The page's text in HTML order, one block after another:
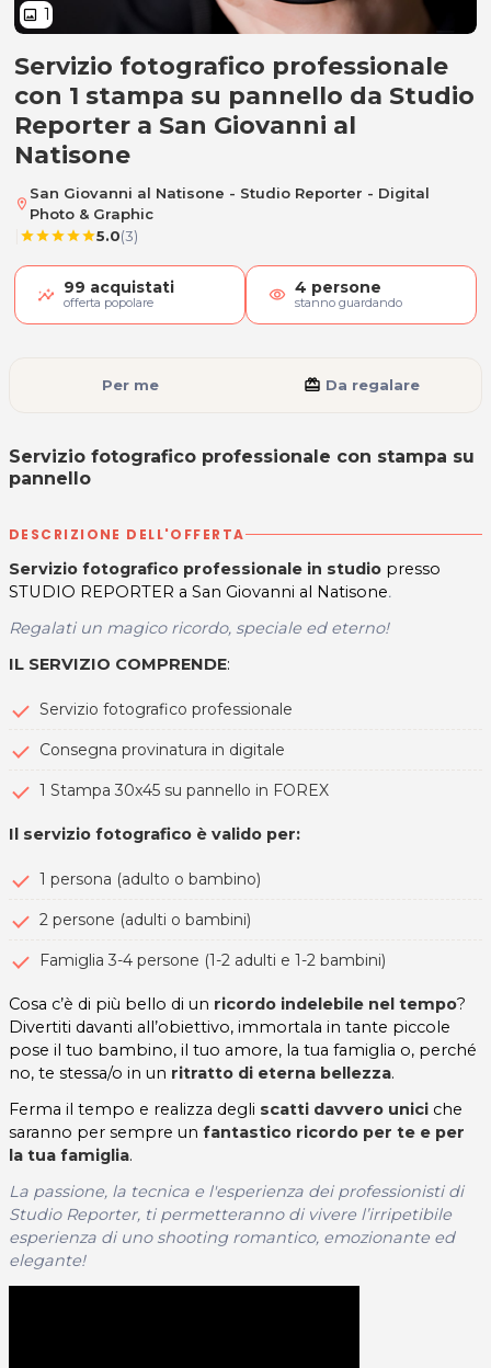
image 1
Servizio fotografico
Servizio fotografico professionale
con 1 stampa su pannello da Studio
Reporter a San Giovanni al
Natisone
location_on
San Giovanni al Natisone - Studio Reporter - Digital
Photo & Graphic
starstarstarstarstar5.0(3)
99 acquistati
offerta popolare visibility 4 persone
stanno guardando
Servizio fotografico professionale con stampa su
pannello
Per me card_giftcard Da regalare
DESCRIZIONE DELL'OFFERTA
Servizio fotografico professionale in studio presso
STUDIO REPORTER a San Giovanni al Natisone.
Regalati un magico ricordo, speciale ed eterno!
IL SERVIZIO COMPRENDE:
Servizio fotografico professionale
Consegna provinatura in digitale
1 Stampa 30x45 su pannello in FOREX
Il servizio fotografico è valido per:
1 persona (adulto o bambino)
2 persone (adulti o bambini)
Famiglia 3-4 persone (1-2 adulti e 1-2 bambini)
Cosa c’è di più bello di un ricordo indelebile nel tempo?
Divertiti davanti all’obiettivo, immortala in tante piccole
pose il tuo bambino, il tuo amore, la tua famiglia o, perché
no, te stessa/o in un ritratto di eterna bellezza.
Ferma il tempo e realizza degli scatti davvero unici che
saranno per sempre un fantastico ricordo per te e per
la tua famiglia.
La passione, la tecnica e l'esperienza dei professionisti di
Studio Reporter, ti permetteranno di vivere l’irripetibile
esperienza di uno shooting romantico, emozionante ed
elegante!